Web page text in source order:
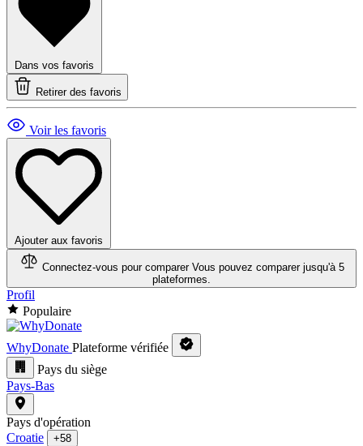
Dans vos favoris
Retirer des favoris
Voir les favoris
Ajouter aux favoris
Connectez-vous pour comparer Vous pouvez comparer jusqu'à 5
plateformes.
Profil
Populaire
WhyDonate Plateforme vérifiée
Pays du siège
Pays-Bas
Pays d'opération
Croatie
+58